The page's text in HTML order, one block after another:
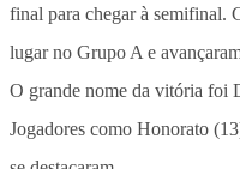
final para chegar à semifinal.
lugar no Grupo A e
O grande nome da vitória foi
Jogadores como Honorato